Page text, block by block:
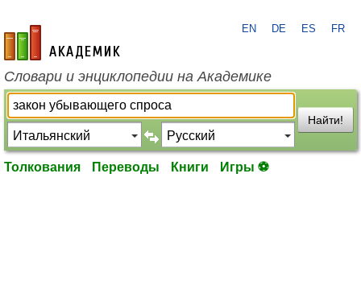
academic.ru
EN DE ES FR
Словари и энциклопедии на Академике
Найти!
Толкования Переводы Книги Игры ⚽